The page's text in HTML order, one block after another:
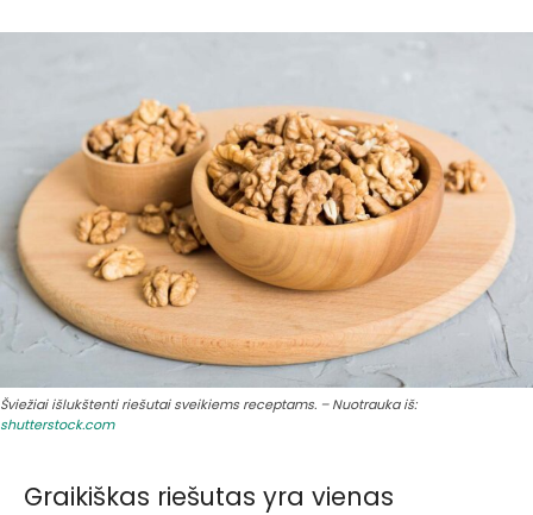
Šviežiai išlukštenti riešutai sveikiems receptams. – Nuotrauka iš:
shutterstock.com
Graikiškas riešutas yra vienas